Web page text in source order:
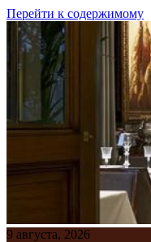
Перейти к содержимому
9 августа, 2026